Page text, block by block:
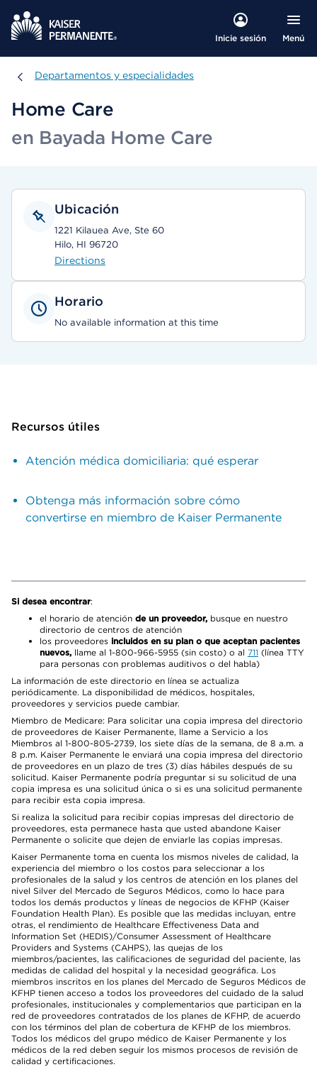
Inicie sesión Menú
Departamentos y especialidades
Departamentos y especialidades
Home Care
en Bayada Home Care
Ubicación
1221 Kilauea Ave, Ste 60
Hilo, HI 96720
Directions
Horario
No available information at this time
Recursos útiles
Atención médica domiciliaria: qué esperar
Obtenga más información sobre cómo
convertirse en miembro de Kaiser Permanente
Si desea encontrar:
el horario de atención de un proveedor, busque en nuestro
directorio de centros de atención
los proveedores incluidos en su plan o que aceptan pacientes
nuevos, llame al 1-800-966-5955 (sin costo) o al 711 (línea TTY
para personas con problemas auditivos o del habla)
La información de este directorio en línea se actualiza
periódicamente. La disponibilidad de médicos, hospitales,
proveedores y servicios puede cambiar.
Miembro de Medicare: Para solicitar una copia impresa del directorio
de proveedores de Kaiser Permanente, llame a Servicio a los
Miembros al 1-800-805-2739, los siete días de la semana, de 8 a.m. a
8 p.m. Kaiser Permanente le enviará una copia impresa del directorio
de proveedores en un plazo de tres (3) días hábiles después de su
solicitud. Kaiser Permanente podría preguntar si su solicitud de una
copia impresa es una solicitud única o si es una solicitud permanente
para recibir esta copia impresa.
Si realiza la solicitud para recibir copias impresas del directorio de
proveedores, esta permanece hasta que usted abandone Kaiser
Permanente o solicite que dejen de enviarle las copias impresas.
Kaiser Permanente toma en cuenta los mismos niveles de calidad, la
experiencia del miembro o los costos para seleccionar a los
profesionales de la salud y los centros de atención en los planes del
nivel Silver del Mercado de Seguros Médicos, como lo hace para
todos los demás productos y líneas de negocios de KFHP (Kaiser
Foundation Health Plan). Es posible que las medidas incluyan, entre
otras, el rendimiento de Healthcare Effectiveness Data and
Information Set (HEDIS)/Consumer Assessment of Healthcare
Providers and Systems (CAHPS), las quejas de los
miembros/pacientes, las calificaciones de seguridad del paciente, las
medidas de calidad del hospital y la necesidad geográfica. Los
miembros inscritos en los planes del Mercado de Seguros Médicos de
KFHP tienen acceso a todos los proveedores del cuidado de la salud
profesionales, institucionales y complementarios que participan en la
red de proveedores contratados de los planes de KFHP, de acuerdo
con los términos del plan de cobertura de KFHP de los miembros.
Todos los médicos del grupo médico de Kaiser Permanente y los
médicos de la red deben seguir los mismos procesos de revisión de
calidad y certificaciones.